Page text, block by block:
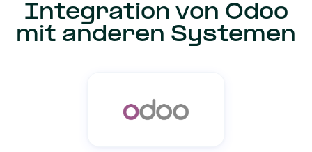
Integration von Odoo
mit anderen Systemen